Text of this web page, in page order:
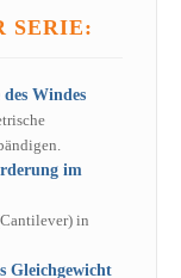
SERIE:
Windes
im
in
Gleichgewicht